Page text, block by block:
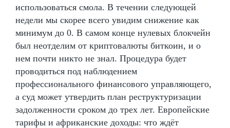
использоваться смола. В течении следующей
недели мы скорее всего увидим снижение как
минимум до 0. В самом конце нулевых блокчейн
был неотделим от криптовалюты биткоин, и о
нем почти никто не знал. Процедура будет
проводиться под наблюдением
профессионального финансового управляющего,
а суд может утвердить план реструктуризации
задолженности сроком до трех лет. Европейские
тарифы и африканские доходы: что ждёт